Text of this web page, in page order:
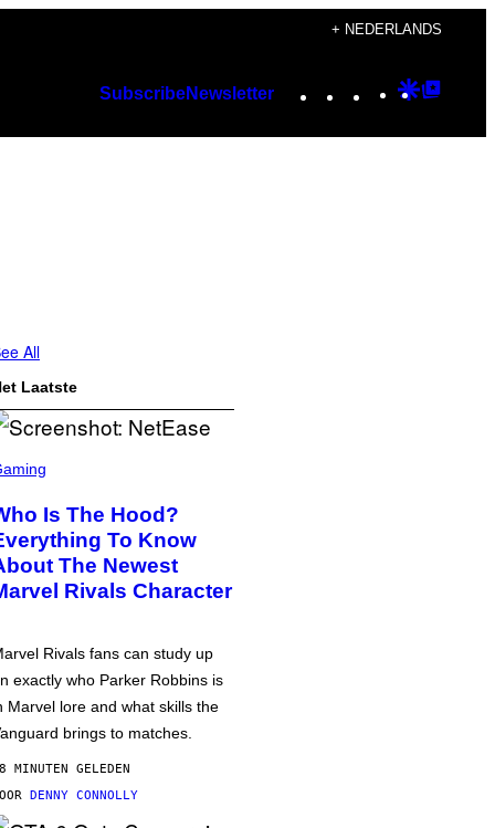
+ NEDERLANDS
SubscribeNewsletter Instagram
TikTok
YouTube
Google
All
Laatste
Is The Hood?
To Know
The Newest
Rivals Character
Rivals fans can study up
exactly who Parker Robbins is
Marvel lore and what skills the
brings to matches.
MINUTEN GELEDEN
DENNY CONNOLLY